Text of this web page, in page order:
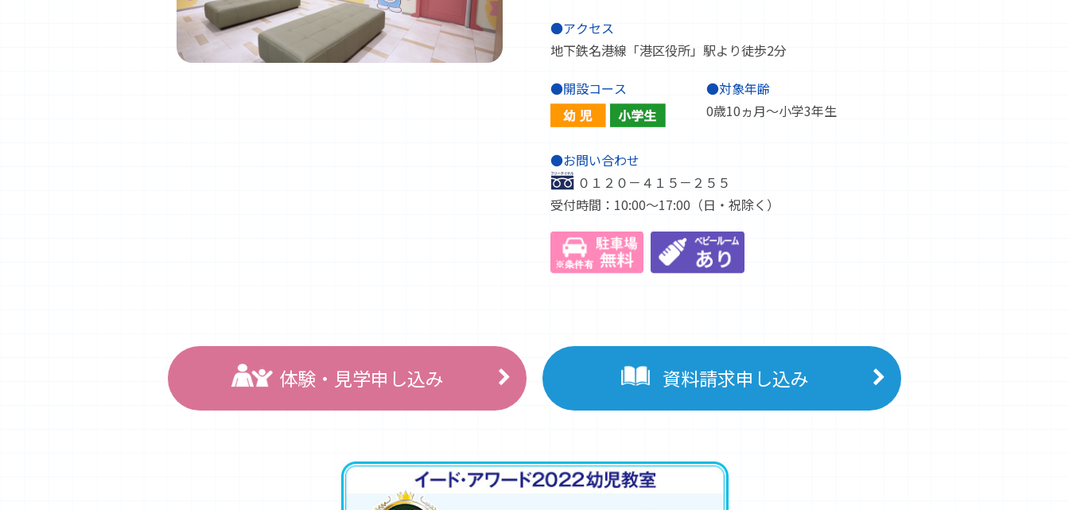
●アクセス
地下鉄名港線「港区役所」駅より徒歩2分
●開設コース
●対象年齢
0歳10ヵ月～小学3年生
●お問い合わせ
０１２０－４１５－２５５
受付時間：10:00～17:00（日・祝除く）
体験・見学申し込み 資料請求申し込み